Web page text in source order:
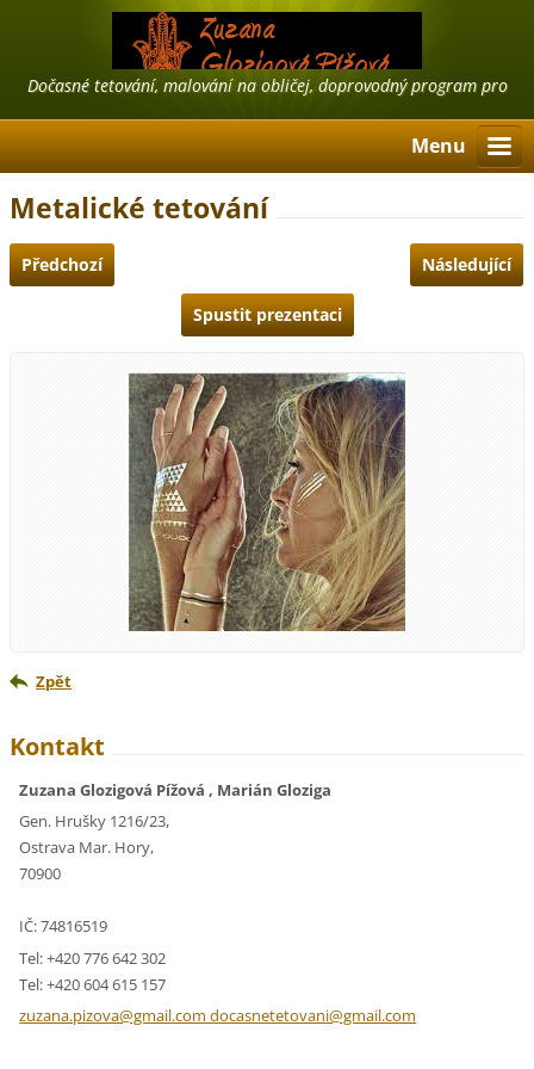
Dočasné tetování, malování na obličej, doprovodný program pro
Menu
Metalické tetování
Předchozí Následující
Spustit prezentaci
Zpět
Kontakt
Zuzana Glozigová Pížová , Marián Gloziga
Gen. Hrušky 1216/23,
Ostrava Mar. Hory,
70900
IČ: 74816519
Tel: +420 776 642 302
Tel: +420 604 615 157
zuzana.pizova@gmail.com docasnetetovani@gmail.com